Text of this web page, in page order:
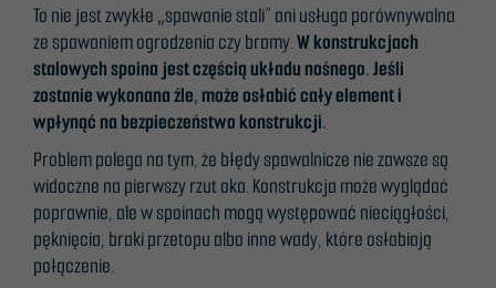
To nie jest zwykłe „spawanie stali” ani usługa porównywalna
ze spawaniem ogrodzenia czy bramy.W konstrukcjach
stalowych spoina jest częścią układu nośnego. Jeśli
zostanie wykonana źle, może osłabić cały element i
wpłynąć na bezpieczeństwo konstrukcji.
Problem polega na tym, że błędy spawalnicze nie zawsze są
widoczne na pierwszy rzut oka. Konstrukcja może wyglądać
poprawnie, ale w spoinach mogą występować nieciągłości,
pęknięcia, braki przetopu albo inne wady, które osłabiają
połączenie.